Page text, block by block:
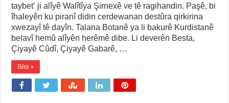
taybet’ ji alîyê Walîtîya Şirnexê ve tê ragihandin. Paşê, bi
îhaleyên ku piranî didin cerdewanan destûra qirkirina
xwezayî tê dayîn. Talana Botanê ya li bakurê Kurdistanê
belavî hemû alîyên herêmê dibe. Li deverên Besta,
Çiyayê Cûdî, Çiyayê Gabarê, …
Bêtir »